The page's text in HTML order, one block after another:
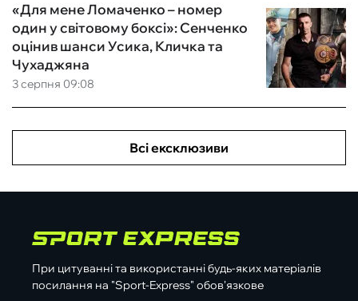
3 серпня 09:08
«Для мене Ломаченко – номер
один у світовому боксі»: Сенченко
оцінив шанси Усика, Кличка та
Чухаджяна
Всі ексклюзиви
При цитуванні та використанні будь-яких матеріалів
посилання на "Sport-Express" обов'язкове